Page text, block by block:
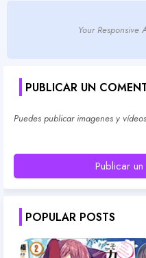
Your Responsive
PUBLICAR UN
Puedes publicar imagenes y
Publicar
POPULAR POSTS